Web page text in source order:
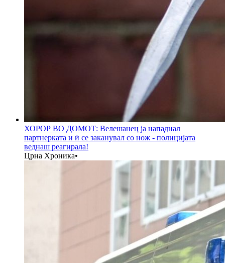
ХОРОР ВО ДОМОТ: Велешанец ја нападнал
партнерката и ѝ се заканувал со нож - полицијата
веднаш реагирала!
Црна Хроника•